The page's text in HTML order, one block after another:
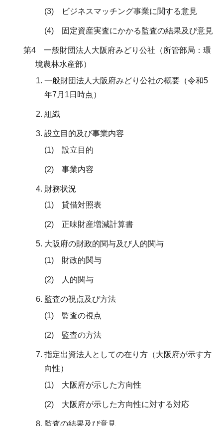
(3) ビジネスマッチング事業に関する意見
(4) 固定資産実査にかかる監査の結果及び意見
第4 一般財団法人大阪府みどり公社（所管部局：環
境農林水産部）
一般財団法人大阪府みどり公社の概要（令和5
年7月1日時点）
組織
設立目的及び事業内容
(1) 設立目的
(2) 事業内容
財務状況
(1) 貸借対照表
(2) 正味財産増減計算書
大阪府の財政的関与及び人的関与
(1) 財政的関与
(2) 人的関与
監査の視点及び方法
(1) 監査の視点
(2) 監査の方法
指定出資法人としての在り方（大阪府が示す方
向性）
(1) 大阪府が示した方向性
(2) 大阪府が示した方向性に対する対応
監査の結果及び意見